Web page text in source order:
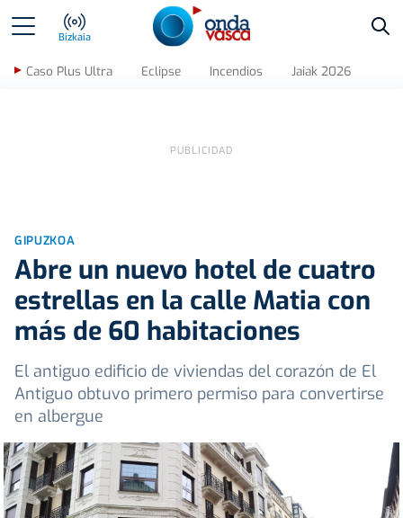
Bizkaia
Caso Plus Ultra Eclipse Incendios Jaiak 2026
GIPUZKOA
Abre un nuevo hotel de cuatro
estrellas en la calle Matia con
más de 60 habitaciones
El antiguo edificio de viviendas del corazón de El
Antiguo obtuvo primero permiso para convertirse
en albergue